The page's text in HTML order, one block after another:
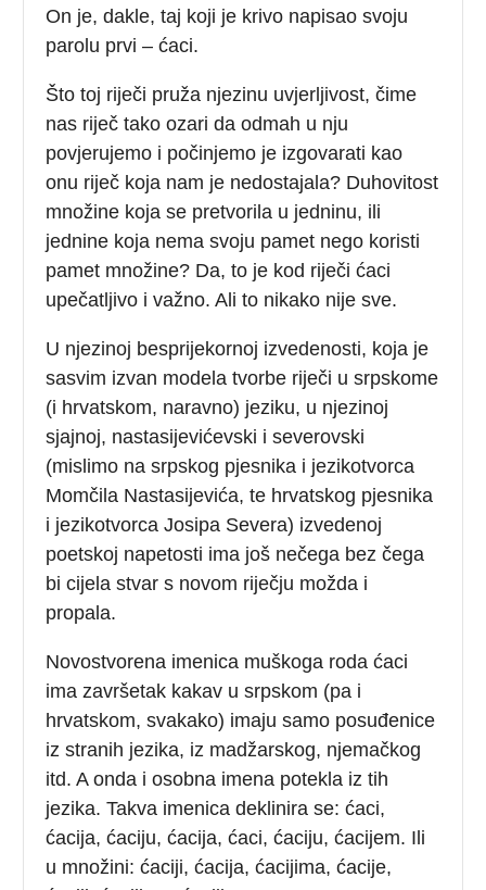
On je, dakle, taj koji je krivo napisao svoju
parolu prvi – ćaci.
Što toj riječi pruža njezinu uvjerljivost, čime
nas riječ tako ozari da odmah u nju
povjerujemo i počinjemo je izgovarati kao
onu riječ koja nam je nedostajala? Duhovitost
množine koja se pretvorila u jedninu, ili
jednine koja nema svoju pamet nego koristi
pamet množine? Da, to je kod riječi ćaci
upečatljivo i važno. Ali to nikako nije sve.
U njezinoj besprijekornoj izvedenosti, koja je
sasvim izvan modela tvorbe riječi u srpskome
(i hrvatskom, naravno) jeziku, u njezinoj
sjajnoj, nastasijevićevski i severovski
(mislimo na srpskog pjesnika i jezikotvorca
Momčila Nastasijevića, te hrvatskog pjesnika
i jezikotvorca Josipa Severa) izvedenoj
poetskoj napetosti ima još nečega bez čega
bi cijela stvar s novom riječju možda i
propala.
Novostvorena imenica muškoga roda ćaci
ima završetak kakav u srpskom (pa i
hrvatskom, svakako) imaju samo posuđenice
iz stranih jezika, iz madžarskog, njemačkog
itd. A onda i osobna imena potekla iz tih
jezika. Takva imenica deklinira se: ćaci,
ćacija, ćaciju, ćacija, ćaci, ćaciju, ćacijem. Ili
u množini: ćaciji, ćacija, ćacijima, ćacije,